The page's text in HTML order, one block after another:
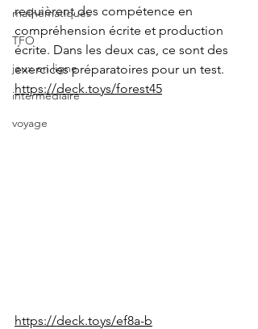
mathématiques
TFO
jeux en ligne
intermédiaire
voyage
requièrent des compétence en
compréhension écrite et production
écrite. Dans les deux cas, ce sont des
exercices préparatoires pour un test.
https://deck.toys/forest45
https://deck.toys/ef8a-b